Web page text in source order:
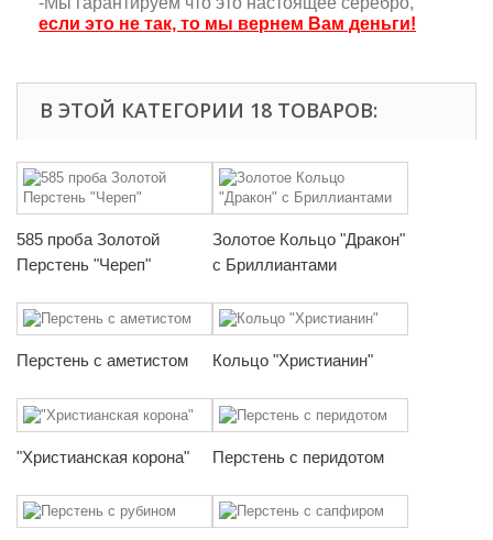
если это не так, то мы вернем Вам деньги!
В ЭТОЙ КАТЕГОРИИ 18 ТОВАРОВ:
585 проба Золотой
Перстень "Череп"
Золотое Кольцо "Дракон"
с Бриллиантами
Перстень с аметистом Кольцо "Христианин"
"Христианская корона" Перстень с перидотом